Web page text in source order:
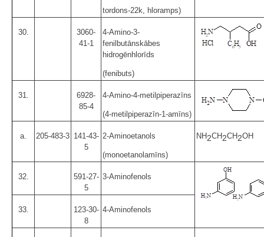
tordons-22k, hloramps)
30.
3060-
41-1
4-Amino-3-
fenilbutānskābes
hidrogēnhlorīds
(fenibuts)
31.
6928-
85-4
4-Amino-4-metilpiperazīns
(4-metilpiperazīn-1-amīns)
a. 205-483-3 141-43-
5
2-Aminoetanols
(monoetanolamīns)
NH2CH2CH2OH
32.
591-27-
5
3-Aminofenols
33.
123-30-
8
4-Aminofenols